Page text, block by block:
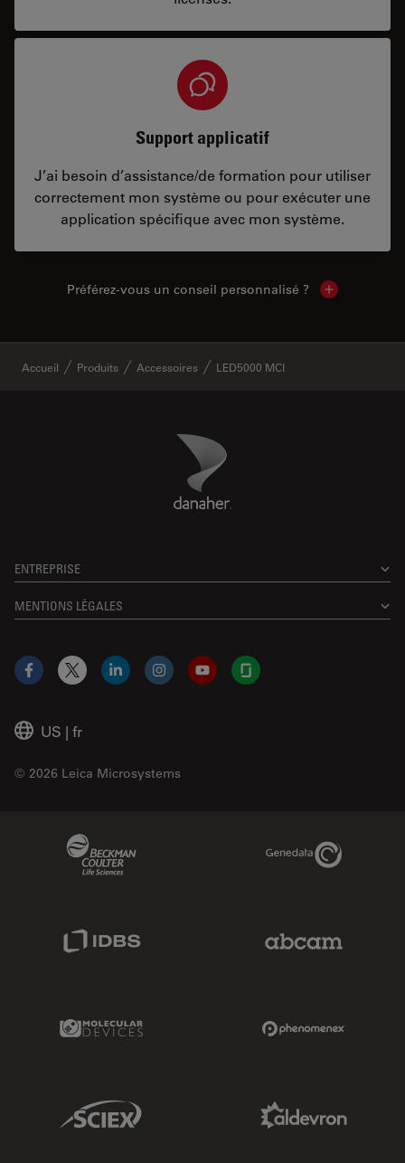
Support applicatif
J’ai besoin d’assistance/de formation pour utiliser
correctement mon système ou pour exécuter une
application spécifique avec mon système.
Préférez-vous un conseil personnalisé ? Show local
Accueil Produits Accessoires LED5000 MCI
Danaher Logo
ENTREPRISE
MENTIONS LÉGALES
US | fr
© 2026 Leica Microsystems
Facebook
X LinkedInInstagramYouTubeGlassdoor
Genedata Link
Molecular Devices Link
Sciex Link